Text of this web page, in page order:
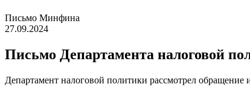
Письмо Минфина
27.09.2024
Письмо Департамента налоговой
Департамент налоговой политики рассмотрел